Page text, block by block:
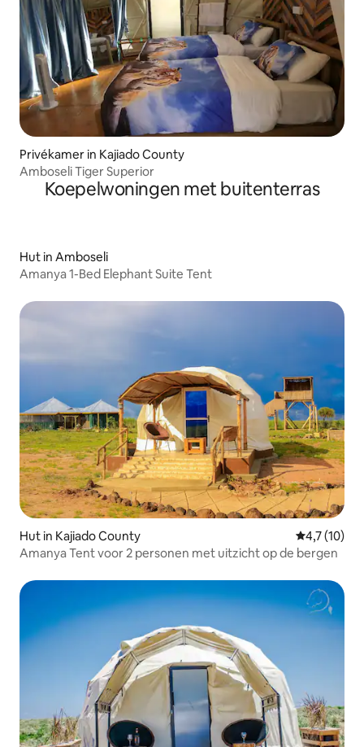
Privékamer in Kajiado County
Amboseli Tiger Superior
Koepelwoningen met buitenterras
Hut in Amboseli
Amanya 1-Bed Elephant Suite Tent
Hut in Kajiado County
4,7 (10)
Amanya Tent voor 2 personen met uitzicht op de bergen